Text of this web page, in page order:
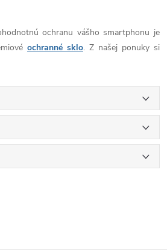
ochranu vášho smartphonu je
ochranné sklo. Z našej ponuky si